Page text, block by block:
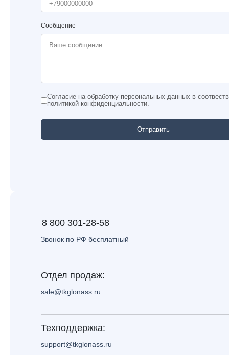
Сообщение
Согласие на обработку персональных данных в
политикой конфиденциальности.
Отправить
8 800 301-28-58
Звонок по РФ бесплатный
Отдел продаж:
sale@tkglonass.ru
Техподдержка:
support@tkglonass.ru